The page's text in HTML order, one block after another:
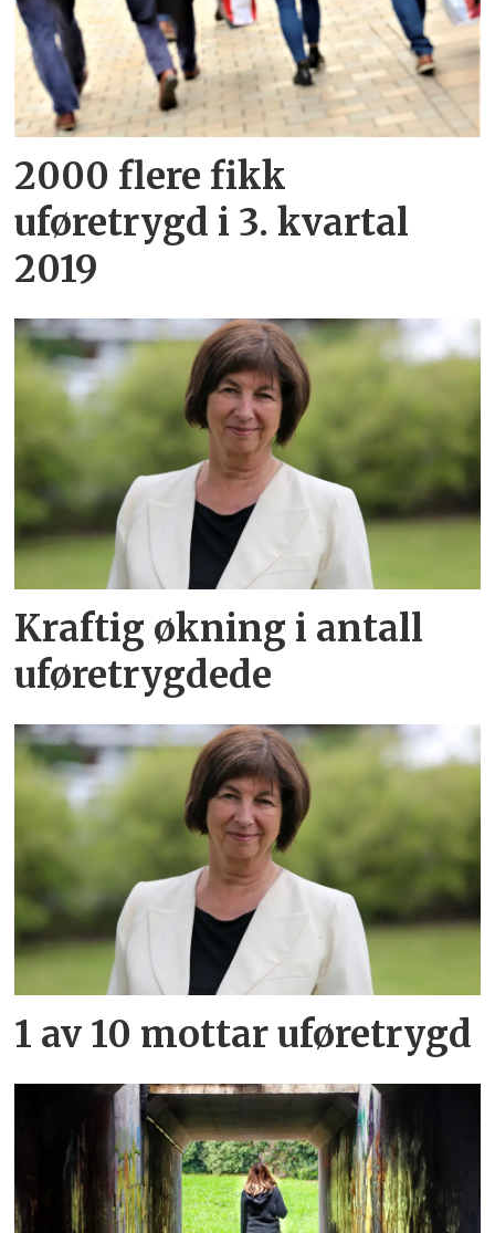
2000 flere fikk
uføretrygd i 3. kvartal
2019
Kraftig økning i antall
uføretrygdede
1 av 10 mottar uføretrygd